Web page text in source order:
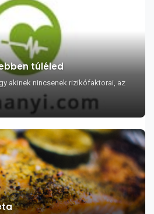
túléled
akinek nincsenek rizikófaktorai, az